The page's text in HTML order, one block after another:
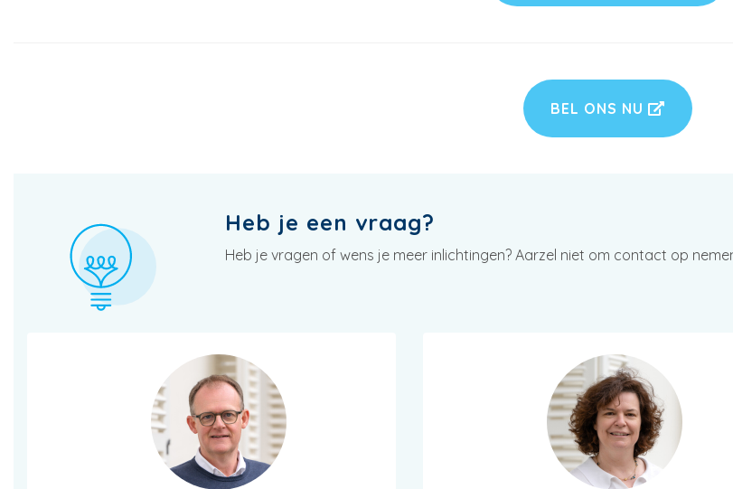
BEL ONS NU
Heb je een vraag?
Heb je vragen of wens je meer inlichtingen? Aarzel niet om contact op